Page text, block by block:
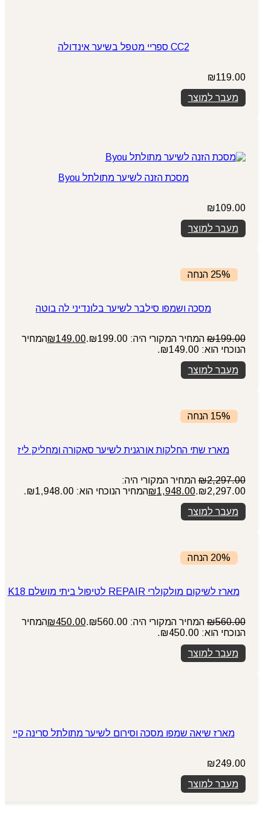
CC2 ספריי מטפל בשיער אינדולה
₪119.00
מעבר למוצר
מסכת הזנה לשיער מתולתל Byou
₪109.00
מעבר למוצר
25% הנחה
מסכה ושמפו סילבר לשיער בלונדיני לה בוטה
₪199.00 המחיר המקורי היה: ₪199.00. ₪149.00
המחיר
הנוכחי הוא: ₪149.00.
מעבר למוצר
15% הנחה
מארז שתי החלקות אורגנית לשיער סאקורה ומחליק ליז
₪2,297.00
המחיר המקורי היה:
₪2,297.00.
₪1,948.00
המחיר הנוכחי הוא: ₪1,948.00.
מעבר למוצר
20% הנחה
מארז לשיקום מולקולרי REPAIR לטיפול ביתי מושלם K18
₪560.00 המחיר המקורי היה: ₪560.00. ₪450.00
המחיר
הנוכחי הוא: ₪450.00.
מעבר למוצר
מארז שיאה שמפו מסכה וסירום לשיער מתולתל סרינה קיי
₪249.00
מעבר למוצר